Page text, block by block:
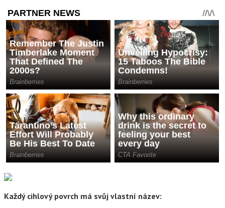
Každý cihlový povrch má svůj vlastní název: